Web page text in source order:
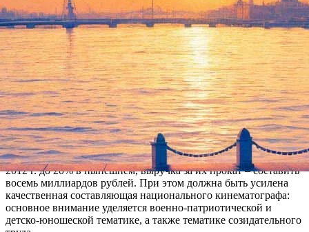
Насайте министерства культуры РФопубликована публичная
декларация целей и задач этого ведомства на 2015 год.
Среди прочего объявлено о планах увеличения общего
количества посещений музеев страны до 110 миллионов (на
восемь миллионов больше, чем в 2014 г.), ввод в
промышленную эксплуатацию Национальной электронной
библиотеки, открытие после капремонта и реставрации пяти
цирков. Средняя заработная плата работников культуры в 2015
году должна составить 23 314 р. (14 680 в 2012 г.).
Доля российских фильмов в прокате должна вырасти с 16% в
2012 г. до 20% в нынешнем, выручка за их прокат – составить
восемь миллиардов рублей. При этом должна быть усилена
качественная составляющая национального кинематографа:
основное внимание уделяется военно-патриотической и
детско-юношеской тематике, а также тематике созидательного